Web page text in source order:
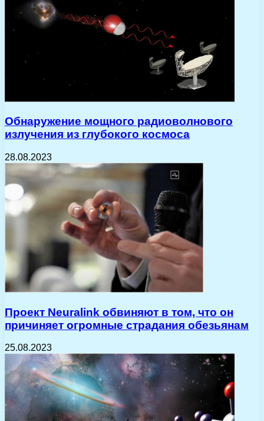
Обнаружение мощного радиоволнового
излучения из глубокого космоса
28.08.2023
Проект Neuralink обвиняют в том, что он
причиняет огромные страдания обезьянам
25.08.2023